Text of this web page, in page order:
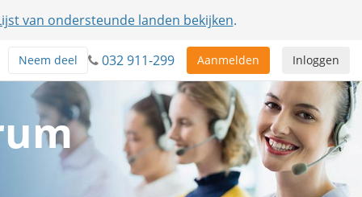
van ondersteunde landen bekijken.
Inloggen
Aanmelden
032 911-299
Neem deel